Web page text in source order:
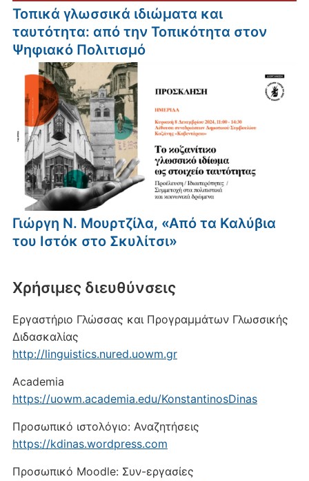
Τοπικά γλωσσικά ιδιώματα και
ταυτότητα: από την Τοπικότητα στον
Ψηφιακό Πολιτισμό
Γιώργη Ν. Μουρτζίλα, «Από τα Καλύβια
του Ιστόκ στο Σκυλίτσι»
Xρήσιμες διευθύνσεις
Εργαστήριο Γλώσσας και Προγραμμάτων Γλωσσικής
Διδασκαλίας
http://linguistics.nured.uowm.gr
Academia
https://uowm.academia.edu/KonstantinosDinas
Προσωπικό ιστολόγιο: Αναζητήσεις
https://kdinas.wordpress.com
Προσωπικό Moodle: Συν-εργασίες